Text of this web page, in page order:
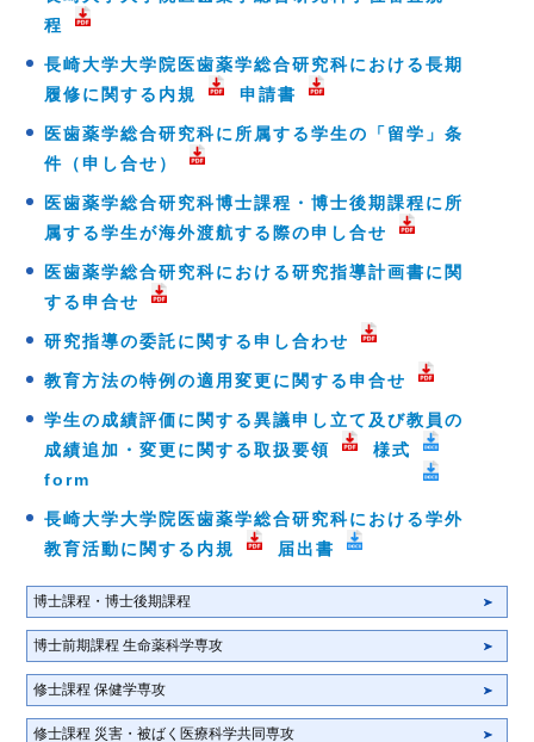
博士課程・博士後期課程
博士前期課程 生命薬科学専攻
修士課程 保健学専攻
修士課程 災害・被ばく医療科学共同専攻
程
長崎大学大学院医歯薬学総合研究科における長期
履修に関する内規
申請書
医歯薬学総合研究科に所属する学生の「留学」条
件（申し合せ）
医歯薬学総合研究科博士課程・博士後期課程に所
属する学生が海外渡航する際の申し合せ
医歯薬学総合研究科における研究指導計画書に関
する申合せ
研究指導の委託に関する申し合わせ
教育方法の特例の適用変更に関する申合せ
学生の成績評価に関する異議申し立て及び教員の
成績追加・変更に関する取扱要領
様式
form
長崎大学大学院医歯薬学総合研究科における学外
教育活動に関する内規
届出書